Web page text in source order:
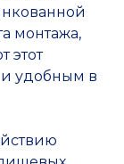
монтажа,
этот
удобным в